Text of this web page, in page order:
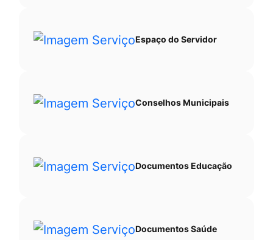
Espaço do Servidor
Conselhos Municipais
Documentos Educação
Documentos Saúde